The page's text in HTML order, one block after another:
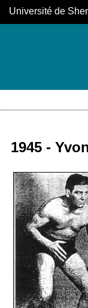
Université de
1945 -